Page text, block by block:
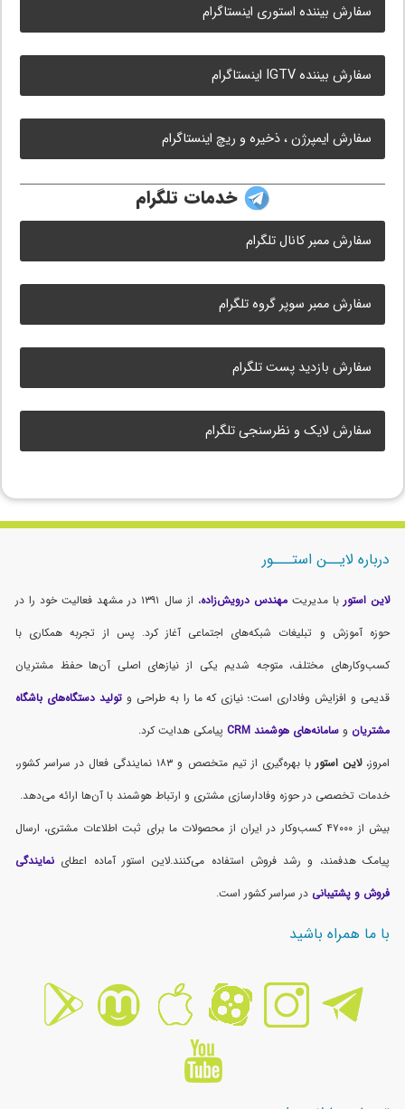
سفارش بیننده استوری اینستاگرام
سفارش بیننده IGTV اینستاگرام
سفارش ایمپرژن ، ذخیره و ریچ اینستاگرام
خدمات تلگرام
سفارش ممبر کانال تلگرام
سفارش ممبر سوپر گروه تلگرام
سفارش بازدید پست تلگرام
سفارش لایک و نظرسنجی تلگرام